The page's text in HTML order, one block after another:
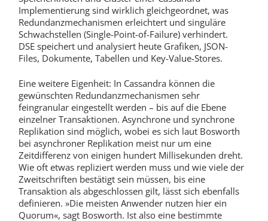
Implementierung sind wirklich gleichgeordnet, was
Redundanzmechanismen erleichtert und singuläre
Schwachstellen (Single-Point-of-Failure) verhindert.
DSE speichert und analysiert heute Grafiken, JSON-
Files, Dokumente, Tabellen und Key-Value-Stores.
Eine weitere Eigenheit: In Cassandra können die
gewünschten Redundanzmechanismen sehr
feingranular eingestellt werden – bis auf die Ebene
einzelner Transaktionen. Asynchrone und synchrone
Replikation sind möglich, wobei es sich laut Bosworth
bei asynchroner Replikation meist nur um eine
Zeitdifferenz von einigen hundert Millisekunden dreht.
Wie oft etwas repliziert werden muss und wie viele der
Zweitschriften bestätigt sein müssen, bis eine
Transaktion als abgeschlossen gilt, lässt sich ebenfalls
definieren. »Die meisten Anwender nutzen hier ein
Quorum«, sagt Bosworth. Ist also eine bestimmte